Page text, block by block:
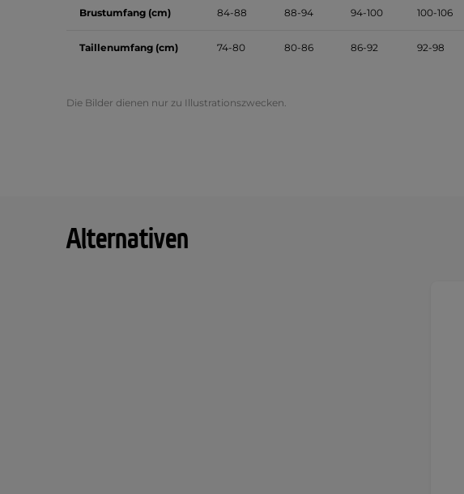
Brustumfang (cm) 84-88 88-94 94-100 100-106
Taillenumfang (cm) 74-80 80-86 86-92 92-98
Die Bilder dienen nur zu Illustrationszwecken.
Alternativen